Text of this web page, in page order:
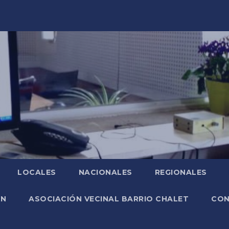
LOCALES NACIONALES REGIONALES
ASOCIACIÓN VECINAL BARRIO CHALET